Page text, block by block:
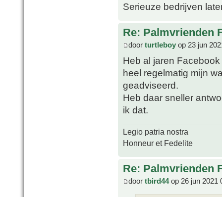
Serieuze bedrijven
Re: Palmvrienden
door turtleboy op 23 jun
Heb al jaren
heel regelmatig mijn
geadviseerd.
Heb daar sneller
ik dat.
Legio patria nostra
Honneur et Fedelite
Re: Palmvrienden
door tbird44op 26 jun 2021